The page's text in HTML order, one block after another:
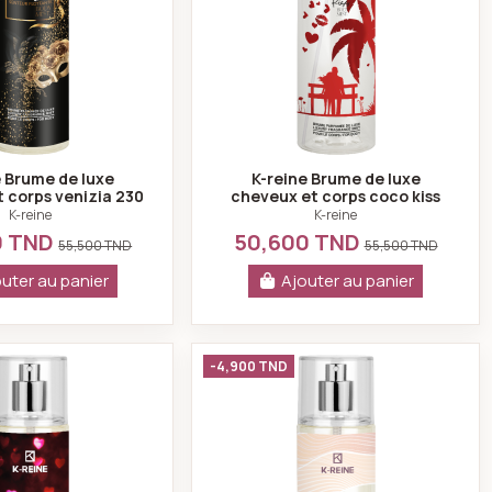
Brume de luxe
corps venizia 230
ml
K-reine
TND55,500 TND
au panier
K-reine Brume de luxe
cheveux et corps coco kiss
230 ml
K-reine
50,600 TND55,500 TND
Ajouter au panier
come closer 230 ml
K-reine Brume de luxe cheveux et corps secret d'amour 230
K-reine Brume de
-4,900 TND